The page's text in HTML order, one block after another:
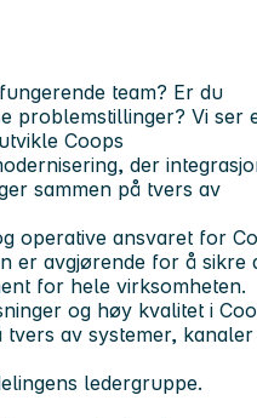
team? Er du
problemstillinger? Vi ser
Coops
der
sammen på tvers av
operative ansvaret for
er avgjørende for å sikre
for hele virksomheten.
og høy kvalitet i
tvers av systemer,
ledergruppe.